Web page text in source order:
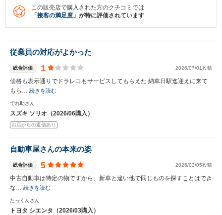
この販売店で購入された方のクチコミでは
「 接客の満足度 」が特に評価されています
従業員の対応がよかった
総合評価 1 2026/07/01投稿
価格も表示通りでドラレコもサービスしてもらえた 納車日駅迄迎えに来て
もら… 続きを読む
でれ助さん
スズキ ソリオ（2026/06購入）
お店からの返信あり
自動車屋さんの本来の姿
総合評価 5 2026/03/05投稿
中古自動車は特定の物ですから、新車と違い他で同じものを探すことはでき
な… 続きを読む
たっくんさん
トヨタ シエンタ（2026/03購入）